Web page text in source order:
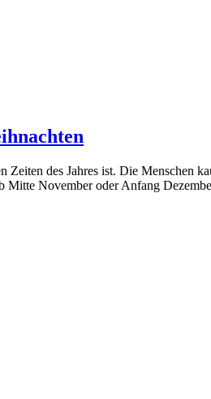
des Jahres ist. Die Menschen
November oder Anfang